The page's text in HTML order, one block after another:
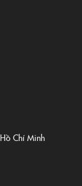
Chí Minh